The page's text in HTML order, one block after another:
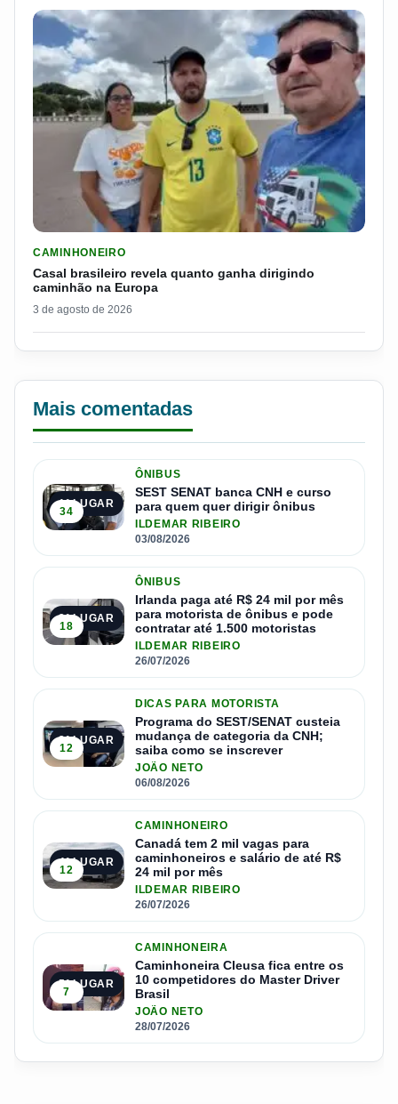
CAMINHONEIRO
Casal brasileiro revela quanto ganha dirigindo
caminhão na Europa
3 de agosto de 2026
Mais comentadas
1º LUGAR
34
ÔNIBUS
SEST SENAT banca CNH e curso
para quem quer dirigir ônibus
ILDEMAR RIBEIRO
03/08/2026
2º LUGAR
18
ÔNIBUS
Irlanda paga até R$ 24 mil por mês
para motorista de ônibus e pode
contratar até 1.500 motoristas
ILDEMAR RIBEIRO
26/07/2026
3º LUGAR
12
DICAS PARA MOTORISTA
Programa do SEST/SENAT custeia
mudança de categoria da CNH;
saiba como se inscrever
JOÃO NETO
06/08/2026
4º LUGAR
12
CAMINHONEIRO
Canadá tem 2 mil vagas para
caminhoneiros e salário de até R$
24 mil por mês
ILDEMAR RIBEIRO
26/07/2026
5º LUGAR
7
CAMINHONEIRA
Caminhoneira Cleusa fica entre os
10 competidores do Master Driver
Brasil
JOÃO NETO
28/07/2026